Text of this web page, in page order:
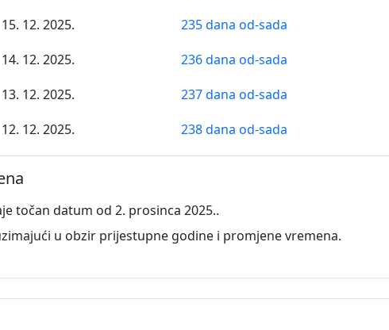
15. 12. 2025.
235 dana od-sada
14. 12. 2025.
236 dana od-sada
13. 12. 2025.
237 dana od-sada
12. 12. 2025.
238 dana od-sada
09. 12. 2025.
241 dana od-sada
07. 12. 2025. 243 dana od-sada
točan datum od 2. prosinca 2025..
u obzir prijestupne godine i promjene vremena.